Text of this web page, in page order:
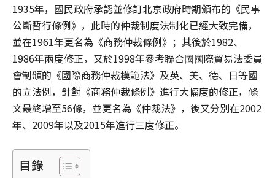
1935年，國民政府承認並修訂北京政府時期頒布的《民事
公斷暫行條例》，此時的仲裁制度法制化已經大致完備，
並在1961年更名為《商務仲裁條例》；其後於1982、
1986年兩度修正，又於1998年參考聯合國國際貿易法委員
會制頒的《國際商務仲裁模範法》及英、美、德、日等國
的立法例，針對《商務仲裁條例》進行大幅度的修正，條
文最終增至56條，並更名為《仲裁法》，後又分別在2002
年、2009年以及2015年進行三度修正。
目錄